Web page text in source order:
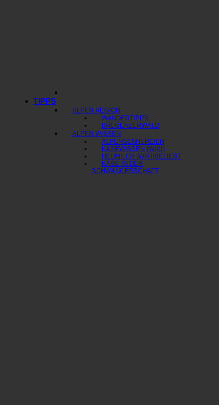
TIPPS
ALPEN REGION
WANDERTIPPS
BREGENZERWALD
ALPEN WISSEN
ALPENSENNEREIEN
KÄSEWISSEN (WIKI)
HEUMILCH (WIKI)
KÄSE IN DER
SCHWANGERSCHAFT